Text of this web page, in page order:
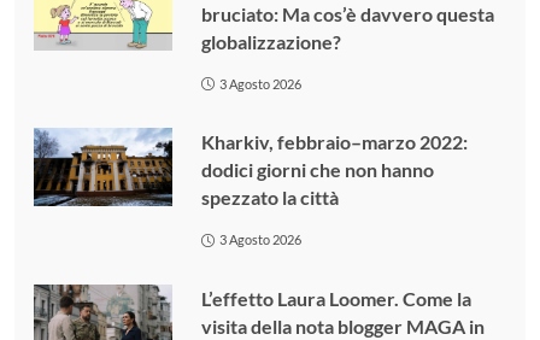
bruciato: Ma cos’è davvero questa
globalizzazione?
3 Agosto 2026
Kharkiv, febbraio–marzo 2022:
dodici giorni che non hanno
spezzato la città
3 Agosto 2026
L’effetto Laura Loomer. Come la
visita della nota blogger MAGA in